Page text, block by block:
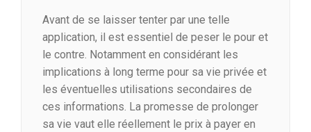
Avant de se laisser tenter par une telle
application, il est essentiel de peser le pour et
le contre. Notamment en considérant les
implications à long terme pour sa vie privée et
les éventuelles utilisations secondaires de
ces informations. La promesse de prolonger
sa vie vaut elle réellement le prix à payer en